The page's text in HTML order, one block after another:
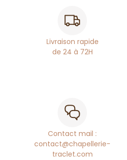
Livraison rapide
de 24 à 72H
Contact mail :
contact@chapellerie-
traclet.com